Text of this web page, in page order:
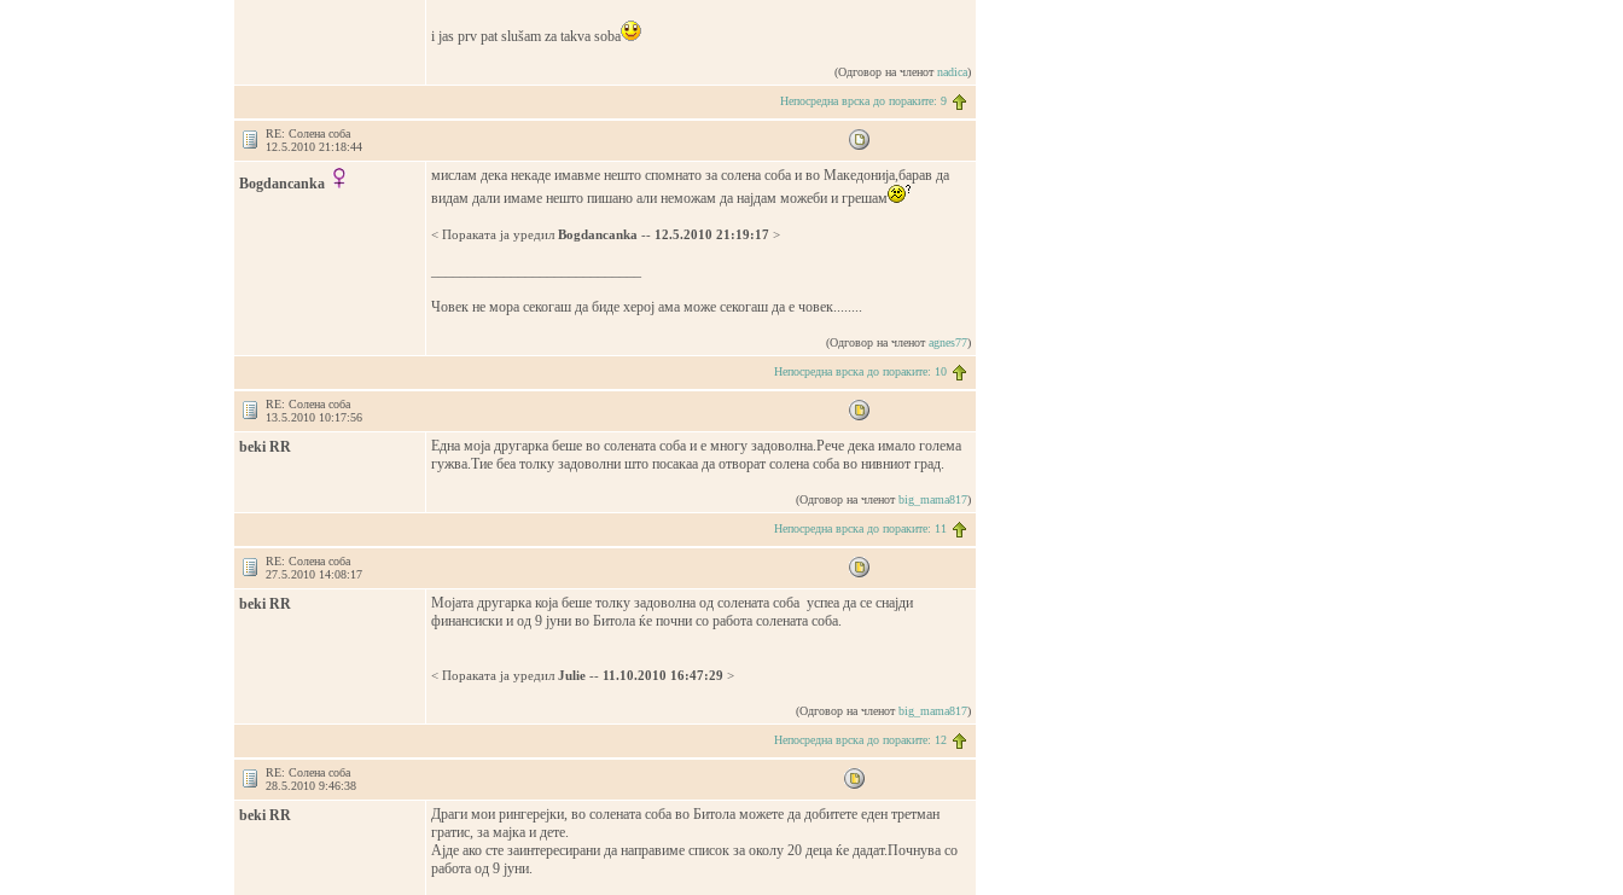
i jas prv pat slušam za takva soba
(Одговор на членотnadica)
Непосредна врска до пораките: 9
RE: Солена соба
12.5.2010 21:18:44
Bogdancanka
мислам дека некаде имавме нешто спомнато за солена соба и во Македонија,барав да
видам дали имаме нешто пишано али неможам да најдам можеби и грешам
< Поракaта ја уредил Bogdancanka -- 12.5.2010 21:19:17 >
Човек не мора секогаш да биде херој ама може секогаш да е човек........
(Одговор на членотagnes77)
Непосредна врска до пораките: 10
RE: Солена соба
13.5.2010 10:17:56
beki RR
Една моја другарка беше во солената соба и е многу задоволна.Рече дека имало голема
гужва.Тие беа толку задоволни што посакаа да отворат солена соба во нивниот град.
(Одговор на членотbig_mama817)
Непосредна врска до пораките: 11
RE: Солена соба
27.5.2010 14:08:17
beki RR
Мојата другарка која беше толку задоволна од солената соба успеа да се снајди
финансиски и од 9 јуни во Битола ќе почни со работа солената соба.
< Поракaта ја уредил Julie-- 11.10.2010 16:47:29 >
(Одговор на членотbig_mama817)
Непосредна врска до пораките: 12
RE: Солена соба
28.5.2010 9:46:38
beki RR
Драги мои рингерејки, во солената соба во Битола можете да добитете еден третман
гратис, за мајка и дете.
Ајде ако сте заинтересирани да направиме список за околу 20 деца ќе дадат.Почнува со
работа од 9 јуни.